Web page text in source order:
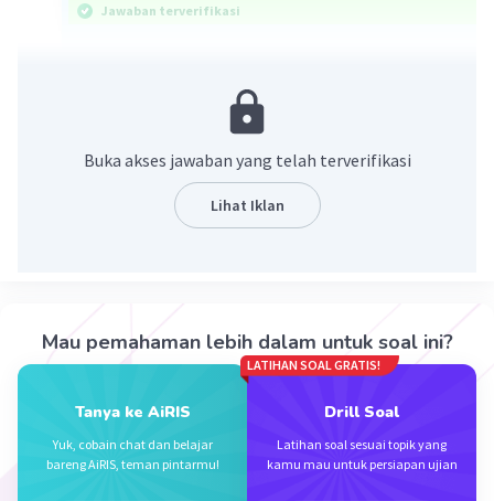
Jawaban terverifikasi
mA = m
Soal ini dapat diselesaikan dengan konsep
persamaannya adalah:
Buka akses jawaban yang telah terverifikasi
Lihat Iklan
Mau pemahaman lebih dalam untuk soal ini?
Tanya ke AiRIS
Yuk, cobain chat dan belajar
bareng AiRIS, teman pintarmu!
LATIHAN SOAL GRATIS!
Drill Soal
Latihan soal sesuai topik yang
kamu mau untuk persiapan ujian